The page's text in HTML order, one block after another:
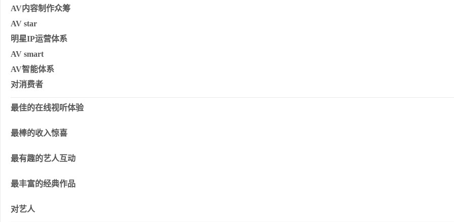
AV内容制作众筹
AV star
明星IP运营体系
AV smart
AV智能体系
对消费者
最佳的在线视听体验
最棒的收入惊喜
最有趣的艺人互动
最丰富的经典作品
对艺人